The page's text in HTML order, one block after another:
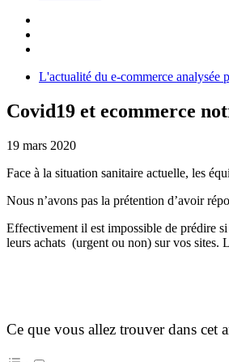
L'actualité du e-commerce analysée
Covid19 et ecommerce
19 mars 2020
Face à la situation sanitaire actuelle, les
Nous n’avons pas la prétention d’avoir
Effectivement il est impossible de prédire
leurs achats (urgent ou non) sur vos sites.
Ce que vous allez trouver dans cet